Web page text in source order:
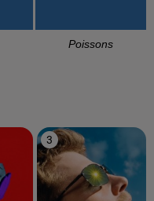
Poissons
3